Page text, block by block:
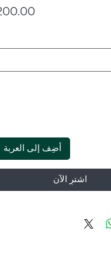
‏200.00 US$
أضِف إلى العربة
اشترِ الآن